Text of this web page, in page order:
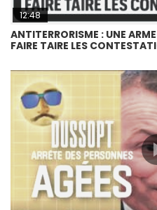
12:48
ANTITERRORISME : UNE
FAIRE TAIRE LES